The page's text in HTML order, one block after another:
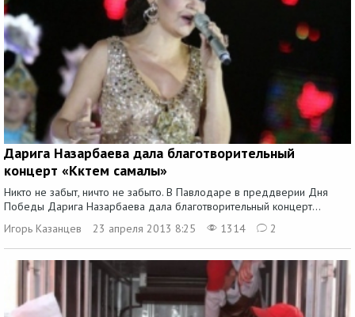
Дарига Назарбаева дала благотворительный
концерт «Көктем самалы»
Никто не забыт, ничто не забыто. В Павлодаре в преддверии Дня
Победы Дарига Назарбаева дала благотворительный концерт...
Игорь Казанцев
23 апреля 2013 8:25 1314 2